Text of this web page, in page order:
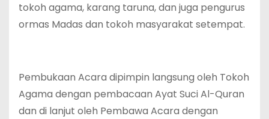
tokoh agama, karang taruna, dan juga pengurus
ormas Madas dan tokoh masyarakat setempat.
Pembukaan Acara dipimpin langsung oleh Tokoh
Agama dengan pembacaan Ayat Suci Al-Quran
dan di lanjut oleh Pembawa Acara dengan